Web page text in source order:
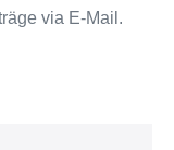
via E-Mail.